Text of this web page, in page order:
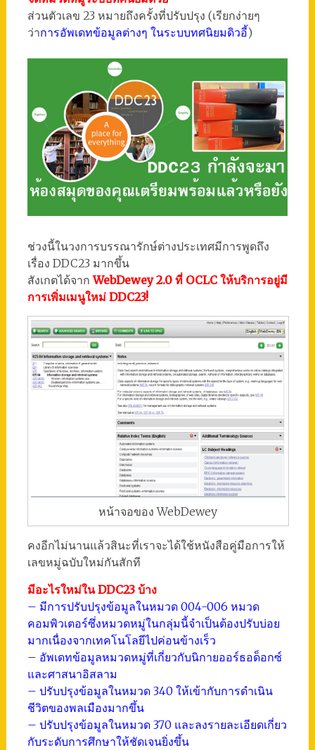
ส่วนตัวเลข 23 หมายถึงครั้งที่ปรับปรุง (เรียกง่ายๆ
ว่าการอัพเดทข้อมูลต่างๆ ในระบบทศนิยมดิวอี้)
ช่วงนี้ในวงการบรรณารักษ์ต่างประเทศมีการพูดถึง
เรื่อง DDC23 มากขึ้น
สังเกตได้จากWebDewey 2.0 ที่ OCLC ให้บริการอยู่มี
การเพิ่มเมนูใหม่ DDC23!
หน้าจอของ WebDewey
คงอีกไม่นานแล้วสินะที่เราจะได้ใช้หนังสือคู่มือการให้
เลขหมู่ฉบับใหม่กันสักที
มีอะไรใหม่ใน DDC23 บ้าง
– มีการปรับปรุงข้อมูลในหมวด 004-006 หมวด
คอมพิวเตอร์ซึ่งหมวดหมู่ในกลุ่มนี้จำเป็นต้องปรับบ่อย
มากเนื่องจากเทคโนโลยีไปค่อนข้างเร็ว
– อัพเดทข้อมูลหมวดหมู่ที่เกี่ยวกับนิกายออร์ธอด็อกซ์
และศาสนาอิสลาม
– ปรับปรุงข้อมูลในหมวด 340 ให้เข้ากับการดำเนิน
ชีวิตของพลเมืองมากขึ้น
– ปรับปรุงข้อมูลในหมวด 370 และลงรายละเอียดเกี่ยว
กับระดับการศึกษาให้ชัดเจนยิ่งขึ้น